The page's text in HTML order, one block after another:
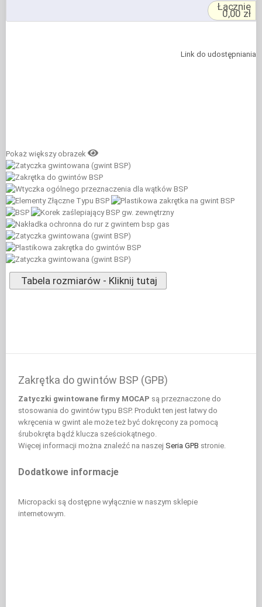
Łącznie
0,00 zł
Link do udostępniania
Pokaż większy obrazek
Tabela rozmiarów - Kliknij tutaj
Zakrętka do gwintów BSP (GPB)
Zatyczki gwintowane firmy MOCAP są przeznaczone do
stosowania do gwintów typu BSP. Produkt ten jest łatwy do
wkręcenia w gwint ale może też być dokręcony za pomocą
śrubokręta bądź klucza sześciokątnego.
Więcej informacji można znaleźć na naszej Seria GPB stronie.
Dodatkowe informacje
Micropacki są dostępne wyłącznie w naszym sklepie
internetowym.